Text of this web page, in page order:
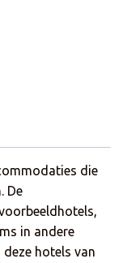
die
De
in andere
hotels van